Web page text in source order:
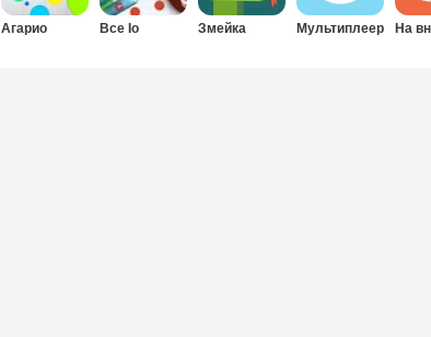
Агарио Все Io Змейка Мультиплеер На